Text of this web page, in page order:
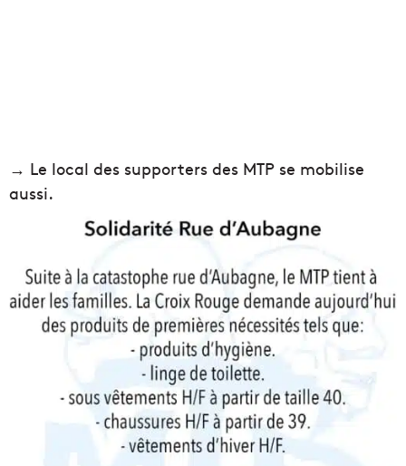
→ Le local des supporters des MTP se mobilise
aussi.